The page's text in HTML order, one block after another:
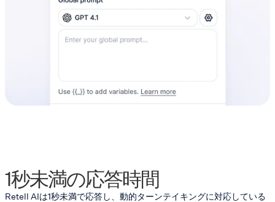
1秒未満の応答時間
Retell AIは1秒未満で応答し、動的ターンテイキングに対応している